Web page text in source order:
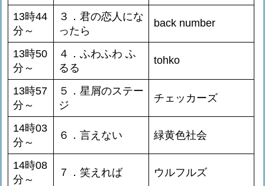
13時44
分～
３．君の恋人にな
ったら
back number
13時50
分～
４．ふわふわ ふ
るる
tohko
13時57
分～
５．星屑のステー
ジ
チェッカーズ
14時03
分～
６．言えない 緑黄色社会
14時08
分～
７．笑えれば ウルフルズ